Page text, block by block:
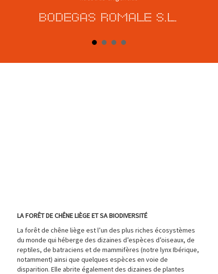
LA FORÊT DE CHÊNE LIÈGE ET SA BIODIVERSITÉ
La forêt de chêne liège est l’un des plus riches écosystèmes
du monde qui héberge des dizaines d’espèces d’oiseaux, de
reptiles, de batraciens et de mammifères (notre lynx Ibérique,
notamment) ainsi que quelques espèces en voie de
disparition. Elle abrite également des dizaines de plantes